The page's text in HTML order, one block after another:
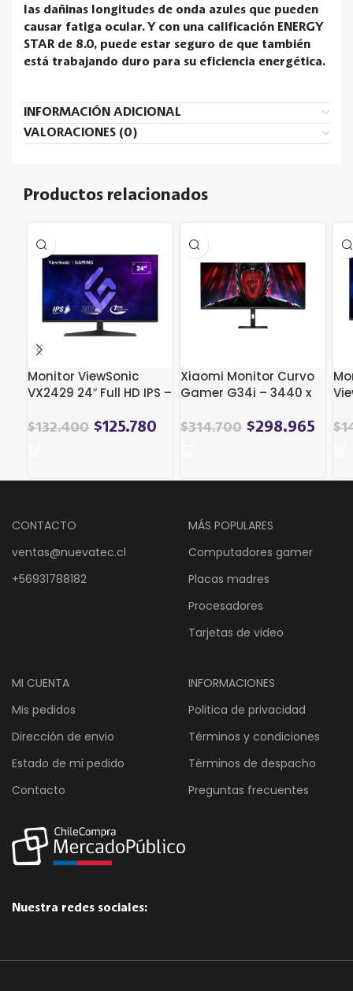
las dañinas longitudes de onda azules que pueden
causar fatiga ocular. Y con una calificación ENERGY
STAR de 8.0, puede estar seguro de que también
está trabajando duro para su eficiencia energética.
INFORMACIÓN ADICIONAL
VALORACIONES (0)
Productos relacionados
Monitor ViewSonic
VX2429 24″ Full HD IPS –
Premium
$132.400 $125.780
Xiaomi Monitor Curvo
Gamer G34i – 3440 x
180hz
$314.700 $298.965 $
CONTACTO
ventas@nuevatec.cl
+56931788182
MÁS POPULARES
Computadores gamer
Placas madres
Procesadores
Tarjetas de video
MI CUENTA
Mis pedidos
Dirección de envio
Estado de mi pedido
Contacto
INFORMACIONES
Politica de privacidad
Términos y condiciones
Términos de despacho
Preguntas frecuentes
Nuestra redes sociales: